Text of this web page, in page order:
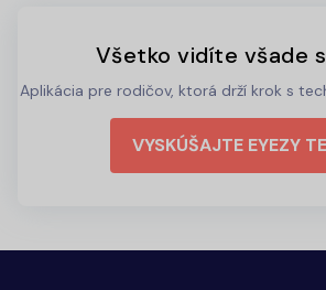
Všetko vidíte všade s
Aplikácia pre rodičov, ktorá drží krok s
VYSKÚŠAJTE EYEZY